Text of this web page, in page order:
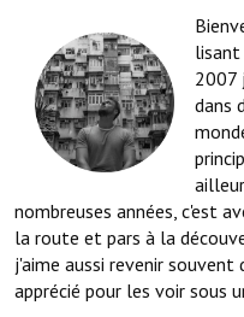
lisant
2007
dans
nombreuses années, c'est
la route et pars à la
j'aime aussi revenir souvent
apprécié pour les voir sous